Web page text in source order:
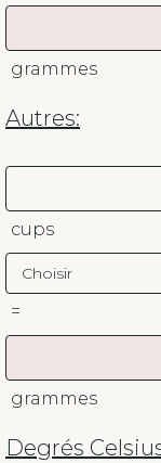
grammes
Autres:
cups
=
grammes
Degrés